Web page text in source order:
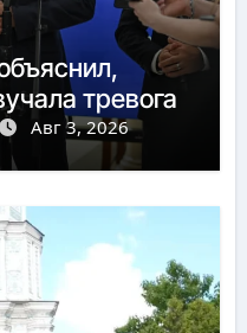
тревога
Авг 3, 2026